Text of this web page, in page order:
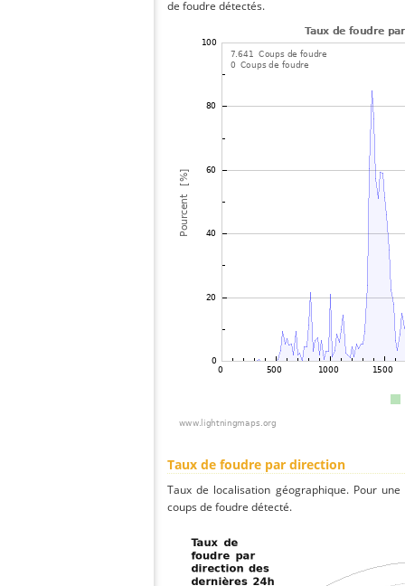
de foudre détectés.
Taux de foudre par direction
Taux de localisation géographique. Pour
coups de foudre détecté.